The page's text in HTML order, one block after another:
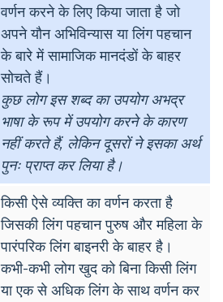
वर्णन करने के लिए किया जाता है जो
अपने यौन अभिविन्यास या लिंग पहचान
के बारे में सामाजिक मानदंडों के बाहर
सोचते हैं।
कुछ लोग इस शब्द का उपयोग अभद्र
भाषा के रूप में उपयोग करने के कारण
नहीं करते हैं, लेकिन दूसरों ने इसका अर्थ
पुनः प्राप्त कर लिया है।
किसी ऐसे व्यक्ति का वर्णन करता है
जिसकी लिंग पहचान पुरुष और महिला के
पारंपरिक लिंग बाइनरी के बाहर है।
कभी-कभी लोग खुद को बिना किसी लिंग
या एक से अधिक लिंग के साथ वर्णन कर